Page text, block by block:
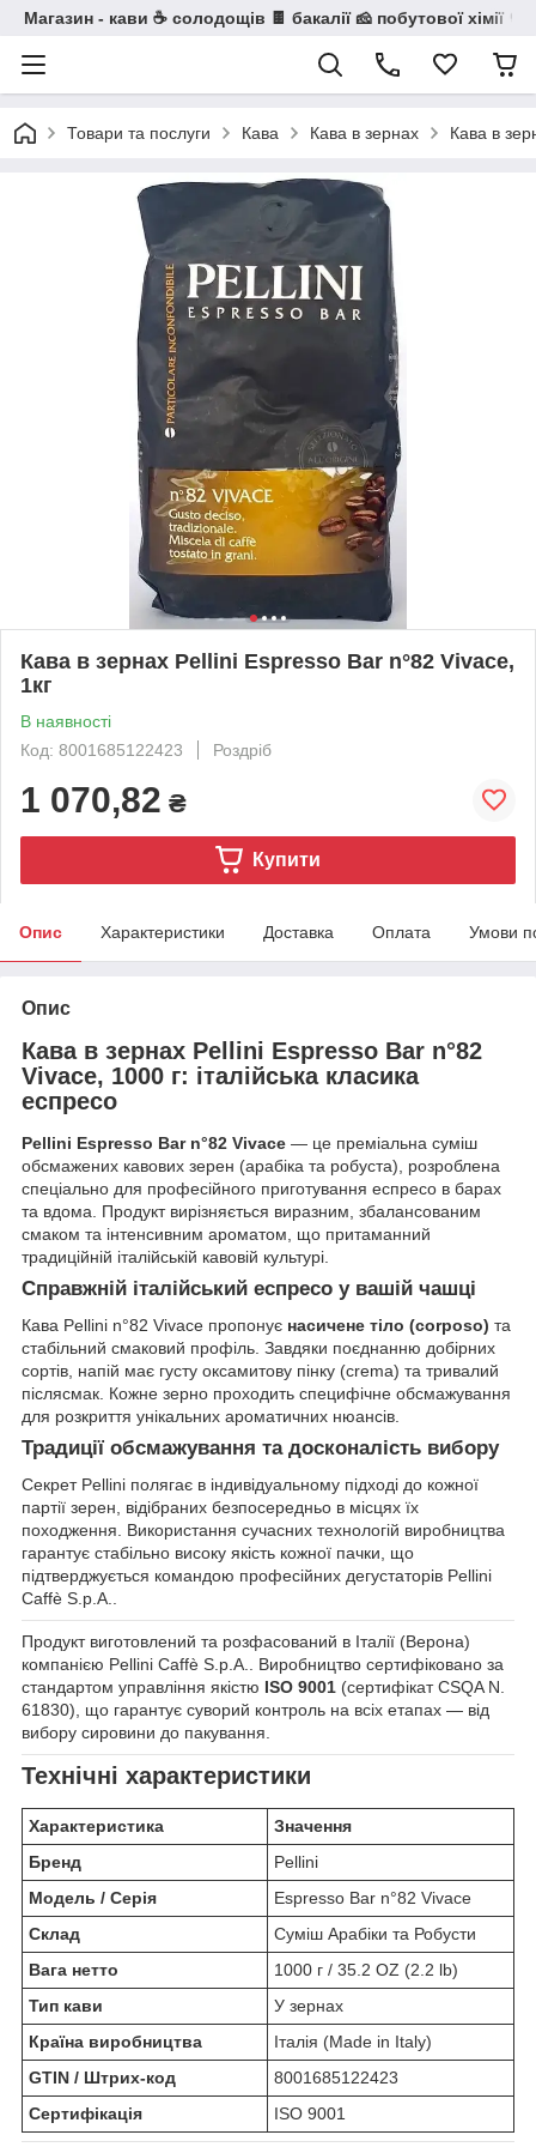
Магазин - кави ☕ солодощів 🍫 бакалії 🧀 побутової хімії 🧼
Товари та послуги Кава Кава в зернах Кава в
Кава в зернах Pellini Espresso Bar n°82 Vivace,
1кг
В наявності
Код: 8001685122423
Роздріб
1 070,82 ₴
Купити
Опис Характеристики Доставка Оплата Умови
Опис
Кава в зернах Pellini Espresso Bar n°82
Vivace, 1000 г: італійська класика
еспресо
Pellini Espresso Bar n°82 Vivace — це преміальна суміш
обсмажених кавових зерен (арабіка та робуста), розроблена
спеціально для професійного приготування еспресо в барах
та вдома. Продукт вирізняється виразним, збалансованим
смаком та інтенсивним ароматом, що притаманний
традиційній італійській кавовій культурі.
Справжній італійський еспресо у вашій чашці
Кава Pellini n°82 Vivace пропонує насичене тіло (corposo) та
стабільний смаковий профіль. Завдяки поєднанню добірних
сортів, напій має густу оксамитову пінку (crema) та тривалий
післясмак. Кожне зерно проходить специфічне обсмажування
для розкриття унікальних ароматичних нюансів.
Традиції обсмажування та досконалість вибору
Секрет Pellini полягає в індивідуальному підході до кожної
партії зерен, відібраних безпосередньо в місцях їх
походження. Використання сучасних технологій виробництва
гарантує стабільно високу якість кожної пачки, що
підтверджується командою професійних дегустаторів Pellini
Caffè S.p.A..
Продукт виготовлений та розфасований в Італії (Верона)
компанією Pellini Caffè S.p.A.. Виробництво сертифіковано за
стандартом управління якістю ISO 9001 (сертифікат CSQA N.
61830), що гарантує суворий контроль на всіх етапах — від
вибору сировини до пакування.
Технічні характеристики
Характеристика
Значення
Бренд
Pellini
Модель / Серія
Espresso Bar n°82 Vivace
Склад
Суміш Арабіки та Робусти
Вага нетто
1000 г / 35.2 OZ (2.2 lb)
Тип кави
У зернах
Країна виробництва
Італія (Made in Italy)
GTIN / Штрих-код
8001685122423
Сертифікація
ISO 9001